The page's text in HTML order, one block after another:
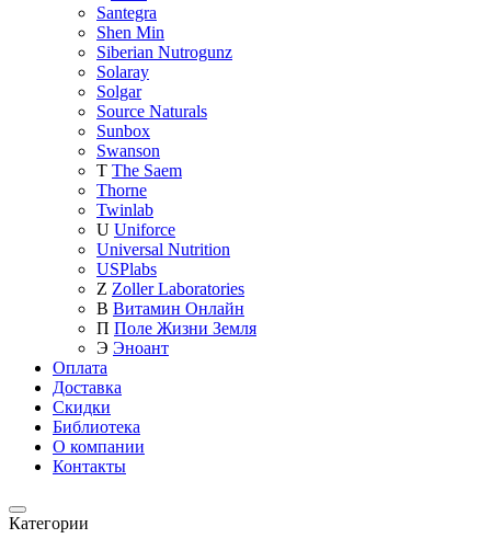
Santegra
Shen Min
Siberian Nutrogunz
Solaray
Solgar
Source Naturals
Sunbox
Swanson
T The Saem
Thorne
Twinlab
U Uniforce
Universal Nutrition
USPlabs
Z Zoller Laboratories
В Витамин Онлайн
П Поле Жизни Земля
Э Эноант
Оплата
Доставка
Скидки
Библиотека
О компании
Контакты
Категории
Категории